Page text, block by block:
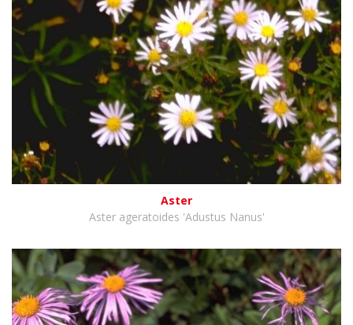
Aster
Aster ageratoides 'Adustus Nanus'